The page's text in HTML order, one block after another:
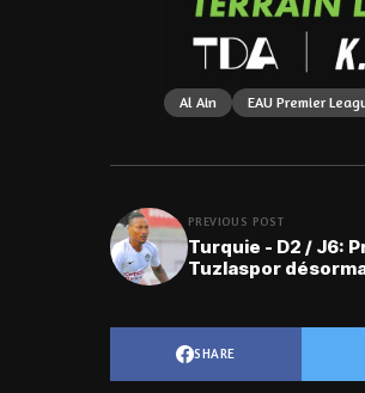
Al Ain EAU Premier
PREVIOUS POST
Turquie - D2 / J6:
Tuzlaspor
SHARE